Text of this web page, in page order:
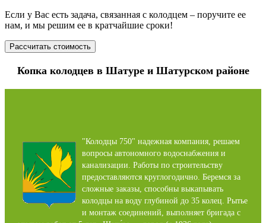
Если у Вас есть задача, связанная с колодцем – поручите ее
нам, и мы решим ее в кратчайшие сроки!
Рассчитать стоимость
Копка колодцев в Шатуре и Шатурском районе
"Колодцы 750" надежная компания, решаем
вопросы автономного водоснабжения и
канализации. Работы по строительству
предоставляются круглогодично. Беремся за
сложные заказы, способны выкапывать
колодцы на воду глубиной до 35 колец. Рытье
и монтаж соединений, выполняет бригада с